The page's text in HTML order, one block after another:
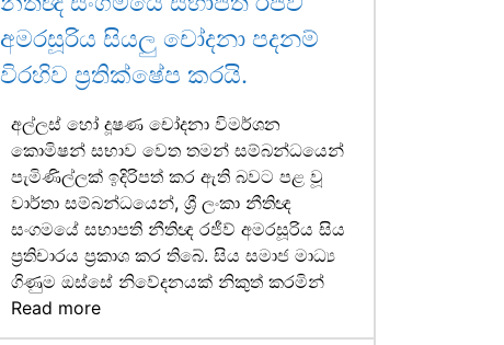
අමරසූරිය සියලු චෝදනා පදනම්
විරහිව ප්‍රතික්ෂේප කරයි.
අල්ලස් හෝ දූෂණ චෝදනා විමර්ශන
කොමිෂන් සභාව වෙත තමන් සම්බන්ධයෙන්
පැමිණිල්ලක් ඉදිරිපත් කර ඇති බවට පළ වූ
වාර්තා සම්බන්ධයෙන්, ශ්‍රී ලංකා නීතිඥ
සංගමයේ සභාපති නීතිඥ රජීව් අමරසූරිය සිය
ප්‍රතිචාරය ප්‍රකාශ කර තිබේ. සිය සමාජ මාධ්‍ය
ගිණුම ඔස්සේ නිවේදනයක් නිකුත් කරමින්
Read more